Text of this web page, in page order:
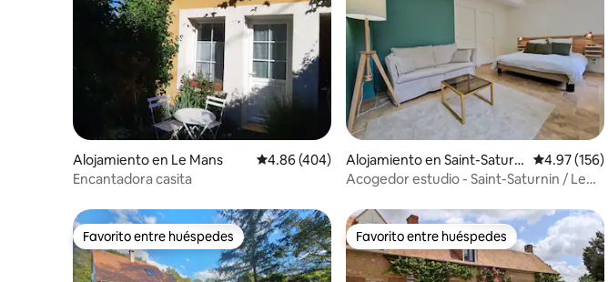
Alojamiento en Le Mans Calificación promedio: 4.86 de 5, 404 reseñas
4.86 (404)
Encantadora casita
Alojamiento en Saint-Saturni
n
Calificación
4.97 (156)
Acogedor estudio - Saint-Saturnin / Le
Favorito entre huéspedes
Favorito entre huéspedes Favorito entre huéspedes
Favorito entre huéspedes